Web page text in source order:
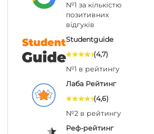
№1 за кількістю
позитивних
відгуків
Studentguide
(4,7)
№1 в рейтингу
Лаба Рейтинг
(4,6)
№2 в рейтингу
Реф-рейтинг